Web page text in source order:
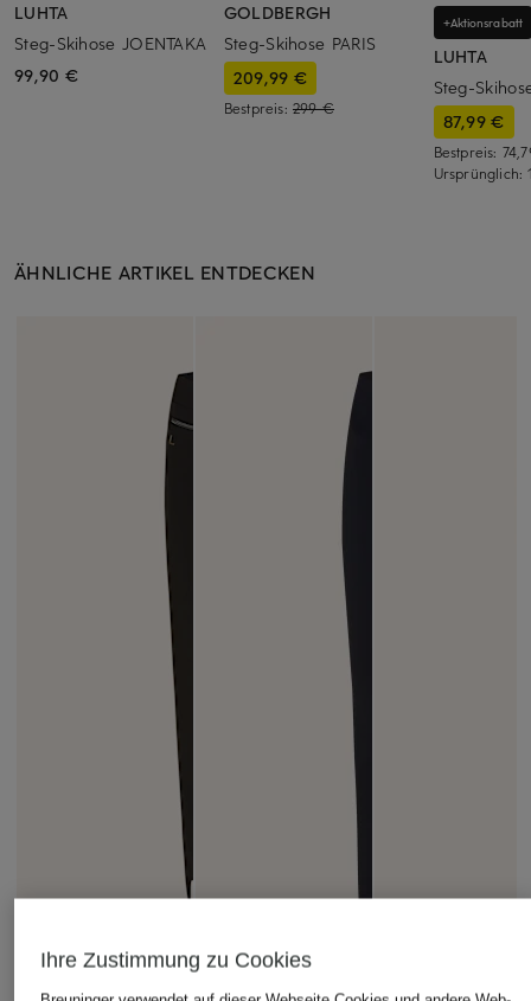
LUHTA
Steg-Skihose JOENTAKA
99,90 €
GOLDBERGH
Steg-Skihose PARIS
209,99 €
Bestpreis: 299 €
+Aktionsrabatt
LUHTA
Steg-
87,99 €
Bestpreis:
Ursprünglich:
ÄHNLICHE ARTIKEL ENTDECKEN
LUHTA MARC CAIN windsor.
Ihre Zustimmung zu Cookies